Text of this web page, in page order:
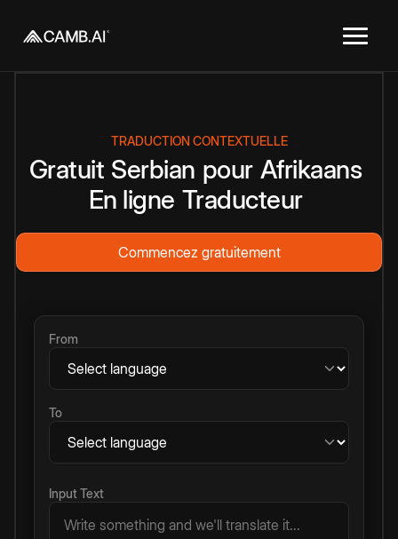
TRADUCTION CONTEXTUELLE
Gratuit Serbian pour Afrikaans
En ligne Traducteur
Commencez gratuitement
From
To
Input Text